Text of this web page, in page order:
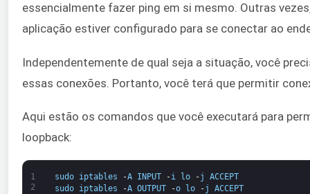
essencialmente fazer ping em si mesmo. Outras
aplicação estiver configurado para se conectar ao
Independentemente de qual seja a situação, você
essas conexões. Portanto, você terá que permitir
Aqui estão os comandos que você executará para
loopback:
1
2
sudo iptables -A INPUT -i lo -j
ACCEPT
sudo
iptables -A OUTPUT -o lo -j ACCEPT